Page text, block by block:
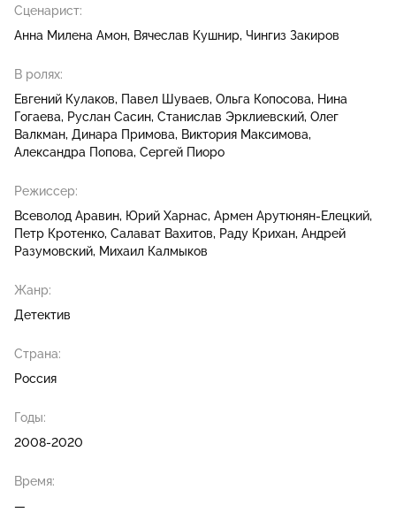
Сценарист:
Анна Милена Амон Вячеслав Кушнир Чингиз Закиров
В ролях:
Евгений Кулаков
Павел Шуваев Ольга Копосова Нина
Гогаева Руслан Сасин Станислав Эрклиевский Олег
Валкман Динара Примова Виктория Максимова
Александра Попова Сергей Пиоро
Режиссер:
Всеволод Аравин Юрий Харнас Армен Арутюнян-Елецкий
Петр Кротенко Салават Вахитов Раду Крихан Андрей
Разумовский Михаил Калмыков
Жанр:
Детектив
Страна:
Россия
Годы:
2008-2020
Время:
—